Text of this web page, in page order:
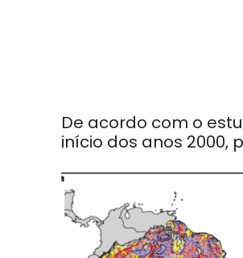
De acordo com o
início dos anos 2000,